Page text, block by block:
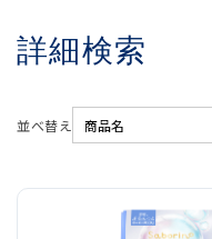
詳細検索
並べ替え